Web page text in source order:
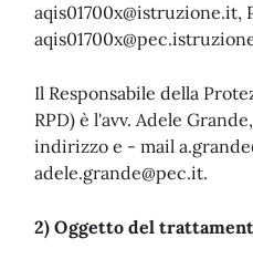
aqis01700x@istruzione.it,
Il Responsabile della
RPD) è l'avv. Adele
indirizzo e - mail
adele.grande@pec.it.
2) Oggetto del